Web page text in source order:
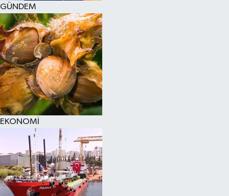
GÜNDEM
EKONOMİ
SPOR
KÜLTÜR SANAT
FRAGMANLAR